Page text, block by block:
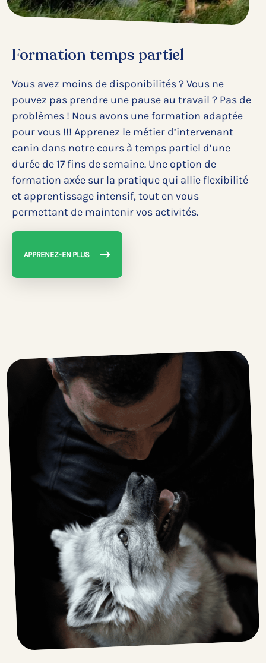
Formation temps partiel
Vous avez moins de disponibilités ? Vous ne
pouvez pas prendre une pause au travail ? Pas de
problèmes ! Nous avons une formation adaptée
pour vous !!! Apprenez le métier d’intervenant
canin dans notre cours à temps partiel d’une
durée de 17 fins de semaine. Une option de
formation axée sur la pratique qui allie flexibilité
et apprentissage intensif, tout en vous
permettant de maintenir vos activités.
APPRENEZ-EN PLUS